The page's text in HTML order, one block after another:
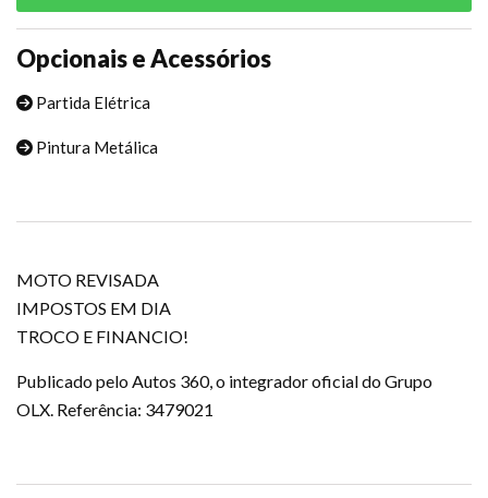
Opcionais e Acessórios
Partida Elétrica
Pintura Metálica
MOTO REVISADA
IMPOSTOS EM DIA
TROCO E FINANCIO!
Publicado pelo Autos 360, o integrador oficial do Grupo
OLX. Referência: 3479021